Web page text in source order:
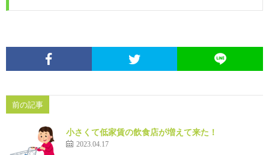
前の記事
小さくて低家賃の飲食店が増えて来た！
2023.04.17